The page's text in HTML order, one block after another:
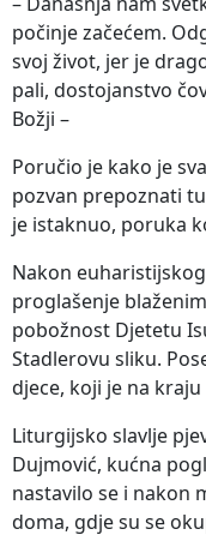
počinje začećem.
svoj život, jer je
pali, dostojanstvo
Božji –
Poručio je kako je
pozvan prepoznati
je istaknuo, poruka
Nakon
proglašenje
pobožnost Djetetu
Stadlerovu sliku.
djece, koji je na
Liturgijsko slavlje
Dujmović, kućna
nastavilo se i nakon
doma, gdje su se